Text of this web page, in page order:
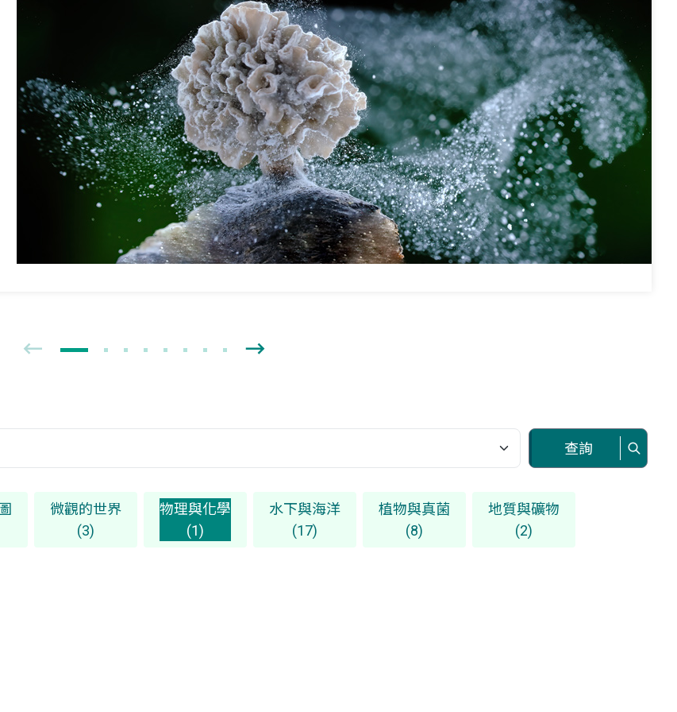
查詢
微觀的世界
(3)
物理與化學
(1)
水下與海洋
(17)
植物與真菌
(8)
地質與礦物
(2)